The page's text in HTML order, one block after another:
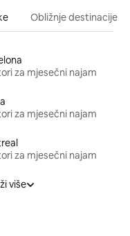
Obližnje destinacije
za mjesečni najam
za mjesečni najam
za mjesečni najam
više